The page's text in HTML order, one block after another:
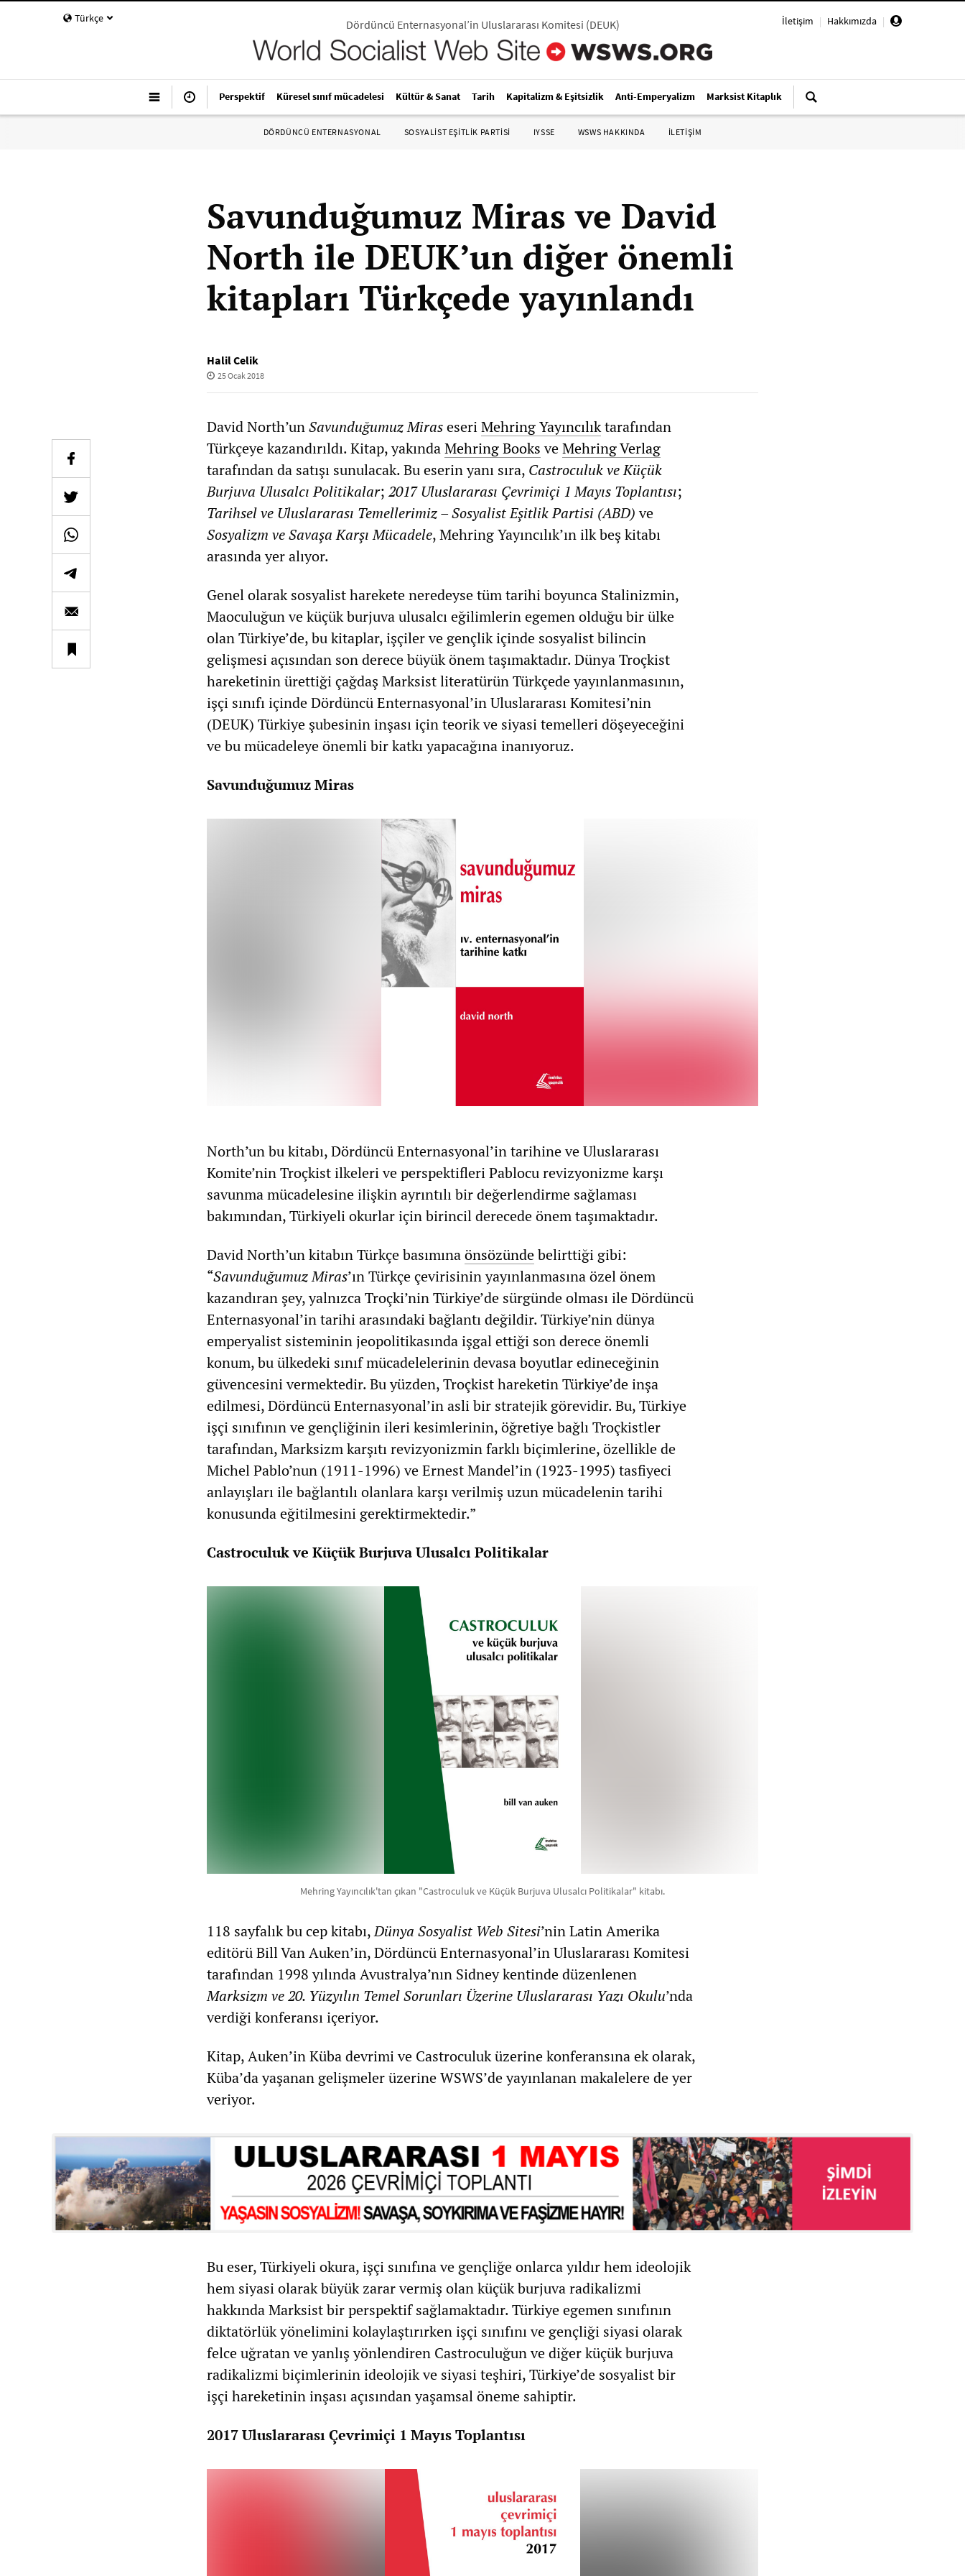
Türkçe İletişim | Hakkımızda |
Dördüncü Enternasyonal’in Uluslararası Komitesi (DEUK)
Perspektif Küresel sınıf mücadelesi Kültür & Sanat Tarih Kapitalizm & Eşitsizlik Anti-Emperyalizm Marksist Kitaplık
DÖRDÜNCÜ ENTERNASYONAL SOSYALIST EŞITLIK PARTISI IYSSE WSWS HAKKINDA İLETİŞİM
Savunduğumuz Miras ve David
North ile DEUK’un diğer önemli
kitapları Türkçede yayınlandı
Halil Celik
25 Ocak 2018
David North’unSavunduğumuz MiraseseriMehring Yayıncılıktarafından
Türkçeye kazandırıldı. Kitap, yakındaMehring BooksveMehring Verlag
tarafından da satışı sunulacak. Bu eserin yanı sıra, Castroculuk ve Küçük
Burjuva Ulusalcı Politikalar; 2017 Uluslararası Çevrimiçi 1 Mayıs Toplantısı;
Tarihsel ve Uluslararası Temellerimiz – Sosyalist Eşitlik Partisi (ABD)ve
Sosyalizm ve Savaşa Karşı Mücadele, Mehring Yayıncılık’ın ilk beş kitabı
arasında yer alıyor.
Genel olarak sosyalist harekete neredeyse tüm tarihi boyunca Stalinizmin,
Maoculuğun ve küçük burjuva ulusalcı eğilimlerin egemen olduğu bir ülke
olan Türkiye’de, bu kitaplar, işçiler ve gençlik içinde sosyalist bilincin
gelişmesi açısından son derece büyük önem taşımaktadır. Dünya Troçkist
hareketinin ürettiği çağdaş Marksist literatürün Türkçede yayınlanmasının,
işçi sınıfı içinde Dördüncü Enternasyonal’in Uluslararası Komitesi’nin
(DEUK) Türkiye şubesinin inşası için teorik ve siyasi temelleri döşeyeceğini
ve bu mücadeleye önemli bir katkı yapacağına inanıyoruz.
Savunduğumuz Miras
North’un bu kitabı, Dördüncü Enternasyonal’in tarihine ve Uluslararası
Komite’nin Troçkist ilkeleri ve perspektifleri Pablocu revizyonizme karşı
savunma mücadelesine ilişkin ayrıntılı bir değerlendirme sağlaması
bakımından, Türkiyeli okurlar için birincil derecede önem taşımaktadır.
David North’un kitabın Türkçe basımınaönsözündebelirttiği gibi:
“Savunduğumuz Miras’ın Türkçe çevirisinin yayınlanmasına özel önem
kazandıran şey, yalnızca Troçki’nin Türkiye’de sürgünde olması ile Dördüncü
Enternasyonal’in tarihi arasındaki bağlantı değildir. Türkiye’nin dünya
emperyalist sisteminin jeopolitikasında işgal ettiği son derece önemli
konum, bu ülkedeki sınıf mücadelelerinin devasa boyutlar edineceğinin
güvencesini vermektedir. Bu yüzden, Troçkist hareketin Türkiye’de inşa
edilmesi, Dördüncü Enternasyonal’in asli bir stratejik görevidir. Bu, Türkiye
işçi sınıfının ve gençliğinin ileri kesimlerinin, öğretiye bağlı Troçkistler
tarafından, Marksizm karşıtı revizyonizmin farklı biçimlerine, özellikle de
Michel Pablo’nun (1911-1996) ve Ernest Mandel’in (1923-1995) tasfiyeci
anlayışları ile bağlantılı olanlara karşı verilmiş uzun mücadelenin tarihi
konusunda eğitilmesini gerektirmektedir.”
Castroculuk ve Küçük Burjuva Ulusalcı Politikalar
Mehring Yayıncılık'tan çıkan "Castroculuk ve Küçük Burjuva Ulusalcı Politikalar" kitabı.
118 sayfalık bu cep kitabı,Dünya Sosyalist Web Sitesi’nin Latin Amerika
editörü Bill Van Auken’in, Dördüncü Enternasyonal’in Uluslararası Komitesi
tarafından 1998 yılında Avustralya’nın Sidney kentinde düzenlenen
Marksizm ve 20. Yüzyılın Temel Sorunları Üzerine Uluslararası Yazı Okulu’nda
verdiği konferansı içeriyor.
Kitap, Auken’in Küba devrimi ve Castroculuk üzerine konferansına ek olarak,
Küba’da yaşanan gelişmeler üzerine WSWS’de yayınlanan makalelere de yer
veriyor.
Bu eser, Türkiyeli okura, işçi sınıfına ve gençliğe onlarca yıldır hem ideolojik
hem siyasi olarak büyük zarar vermiş olan küçük burjuva radikalizmi
hakkında Marksist bir perspektif sağlamaktadır. Türkiye egemen sınıfının
diktatörlük yönelimini kolaylaştırırken işçi sınıfını ve gençliği siyasi olarak
felce uğratan ve yanlış yönlendiren Castroculuğun ve diğer küçük burjuva
radikalizmi biçimlerinin ideolojik ve siyasi teşhiri, Türkiye’de sosyalist bir
işçi hareketinin inşası açısından yaşamsal öneme sahiptir.
2017 Uluslararası Çevrimiçi 1 Mayıs Toplantısı